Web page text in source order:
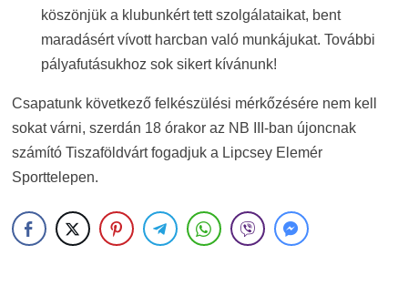
köszönjük a klubunkért tett szolgálataikat, bent
maradásért vívott harcban való munkájukat. További
pályafutásukhoz sok sikert kívánunk!
Csapatunk következő felkészülési mérkőzésére nem kell
sokat várni, szerdán 18 órakor az NB III-ban újoncnak
számító Tiszaföldvárt fogadjuk a Lipcsey Elemér
Sporttelepen.